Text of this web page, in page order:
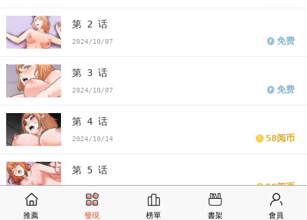
倒数计时100天第二季免费 倒数
倒数计时100天第二季漫画土豪漫画 倒数计时100天第二季漫画完整
倒数计时100天第二季免费版下拉式
第 2 话
2024/10/07 免费
第 3 话
2024/10/07 免费
第 4 话
2024/10/14 58阅币
第 5 话
2024/10/21 58阅币
推薦 發現 榜單 書架 會員